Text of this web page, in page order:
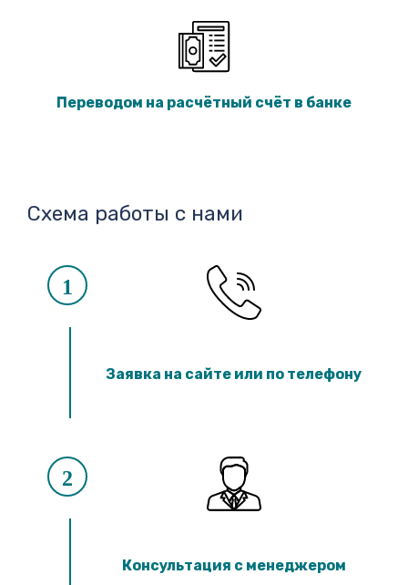
Переводом на расчётный счёт в банке
Схема работы с нами
1
Заявка на сайте или по телефону
2
Консультация с менеджером